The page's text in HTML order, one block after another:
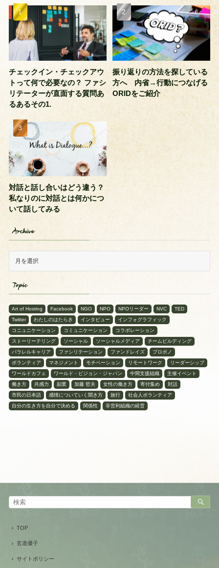
チェックイン・チェックアウ
トって何で必要なの？ ファシ
リテーターが直面する質問あ
るあるその1.
振り返りの方法を探している
方へ 内省→行動につなげる
ORIDをご紹介
対話と話し合いはどう違う？
私なりのに対話とは何かにつ
いて話してみる
Archive
Topic
Art of Hosting Facebook NGO NPO NPOリーダー NVC
TED
Twitter
わたしのはたらき インタビュー
インフォグラフィック
コニュニケーション
コミュニケーション
コラボレーション
ストーリーテリング
ソーシャル ソーシャルメディア
チームビルディング
パラレルキャリア
ファシリテーション ファンドレイズ
プロボノ
ボランティア
マネジメント モチベーション リモートワーク
リーダーシップ
ワールドカフェ
ワールド・ビジョン・ジャパン 中間支援組織
主催イベント
働き方
共感力 副業 加藤 哲夫 女性の働き方 寄付集め
対話
市民の日本語
感情についていく聞き方 旅行
社会人ボランティア
自分の生き方を自分で決める
関係性 非営利組織の経営
TOP
玄道優子
サイトポリシー